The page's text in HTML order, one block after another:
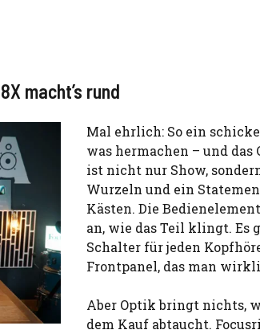
macht’s rund
Mal ehrlich: So ein
was hermachen – und das
ist nicht nur Show,
Wurzeln und ein
Kästen. Die
an, wie das Teil klingt. Es
Schalter für jeden
Frontpanel, das man
Aber Optik bringt nichts,
dem Kauf abtaucht.